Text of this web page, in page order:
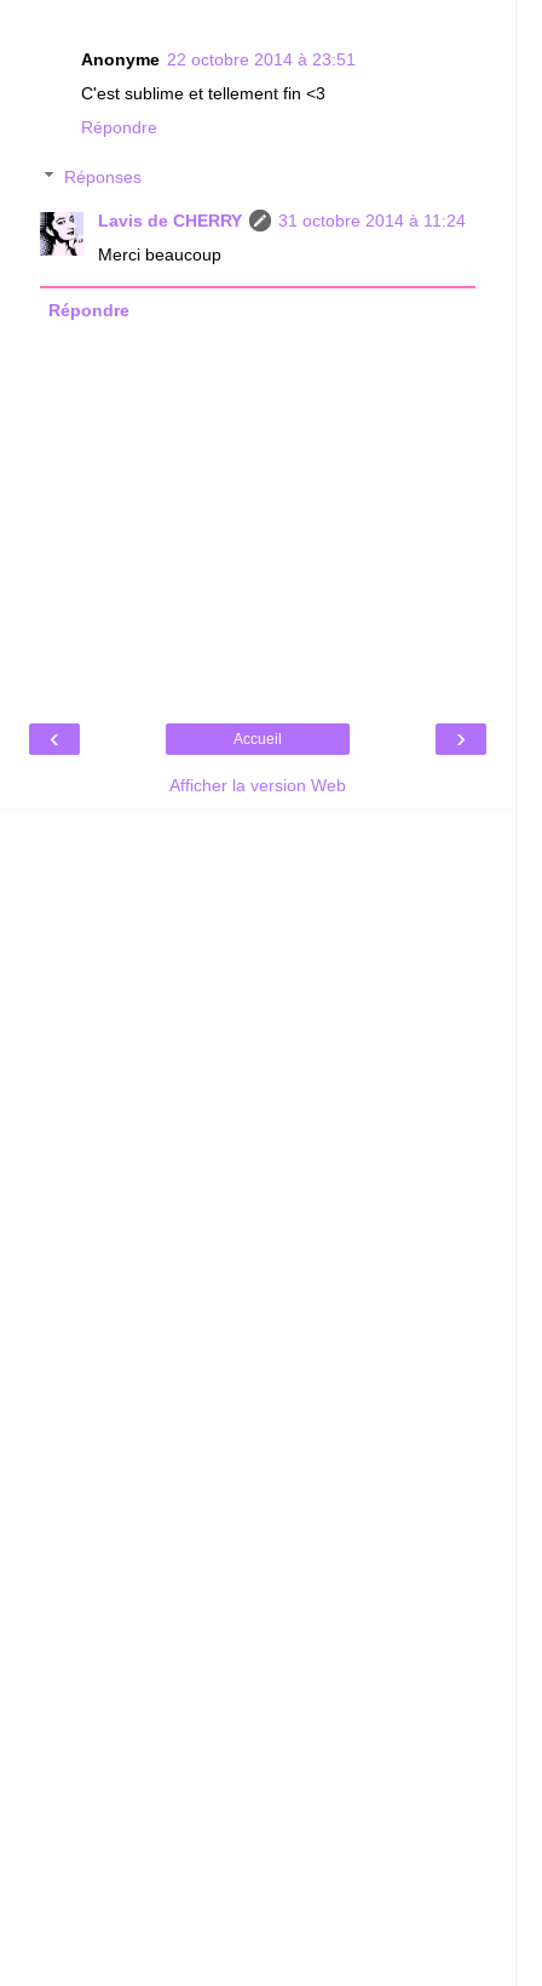
Anonyme 22 octobre 2014 à 23:51
C'est sublime et tellement fin <3
Répondre
Réponses
Lavis de CHERRY
31 octobre 2014 à 11:24
Merci beaucoup
Répondre
‹ ›
Accueil
Afficher la version Web